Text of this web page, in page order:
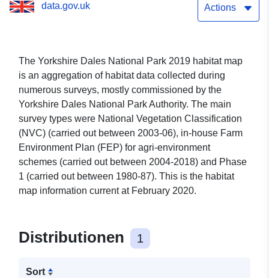
data.gov.uk Actions
The Yorkshire Dales National Park 2019 habitat map
is an aggregation of habitat data collected during
numerous surveys, mostly commissioned by the
Yorkshire Dales National Park Authority. The main
survey types were National Vegetation Classification
(NVC) (carried out between 2003-06), in-house Farm
Environment Plan (FEP) for agri-environment
schemes (carried out between 2004-2018) and Phase
1 (carried out between 1980-87). This is the habitat
map information current at February 2020.
Distributionen 1
Sort